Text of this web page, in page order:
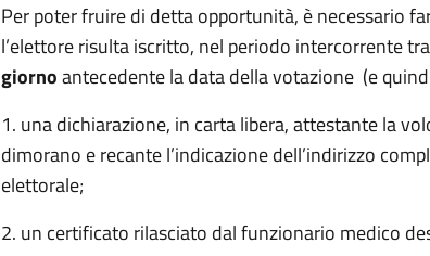
Per poter fruire di detta opportunità, è necessario
l’elettore risulta iscritto, nel periodo intercorrente
giornoantecedente la data della votazione (e
1. una dichiarazione, in carta libera, attestante la
dimorano e recante l’indicazione dell’indirizzo
elettorale;
2. un certificato rilasciato dal funzionario medico